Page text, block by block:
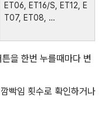
ET06, ET16/S, ET12, E
T07, ET08, …
을 한번 누를때마다 변
빡임 횟수로 확인하거나